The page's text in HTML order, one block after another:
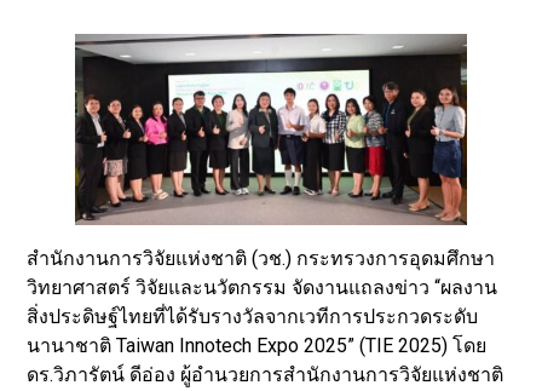
สำนักงานการวิจัยแห่งชาติ (วช.) กระทรวงการอุดมศึกษา
วิทยาศาสตร์ วิจัยและนวัตกรรม จัดงานแถลงข่าว “ผลงาน
สิ่งประดิษฐ์ไทยที่ได้รับรางวัลจากเวทีการประกวดระดับ
นานาชาติ Taiwan Innotech Expo 2025” (TIE 2025) โดย
ดร.วิภารัตน์ ดีอ่อง ผู้อำนวยการสำนักงานการวิจัยแห่งชาติ